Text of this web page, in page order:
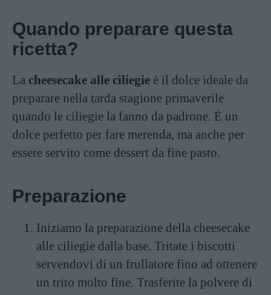
Quando preparare questa
ricetta?
La cheesecake alle ciliegie è il dolce ideale da
preparare nella tarda stagione primaverile
quando le ciliegie la fanno da padrone. È un
dolce perfetto per fare merenda, ma anche per
essere servito come dessert da fine pasto.
Preparazione
Iniziamo la preparazione della cheesecake
alle ciliegie dalla base. Tritate i biscotti
servendovi di un frullatore fino ad ottenere
un trito molto fine. Trasferite la polvere di